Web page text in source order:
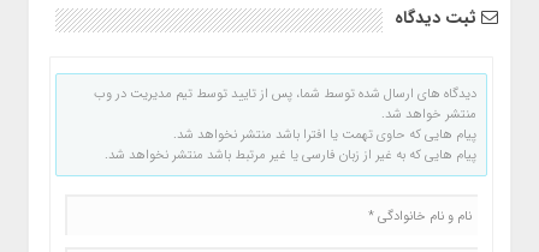
ثبت دیدگاه
دیدگاه های ارسال شده توسط شما، پس از تایید توسط تیم مدیریت در وب
منتشر خواهد شد.
پیام هایی که حاوی تهمت یا افترا باشد منتشر نخواهد شد.
پیام هایی که به غیر از زبان فارسی یا غیر مرتبط باشد منتشر نخواهد شد.